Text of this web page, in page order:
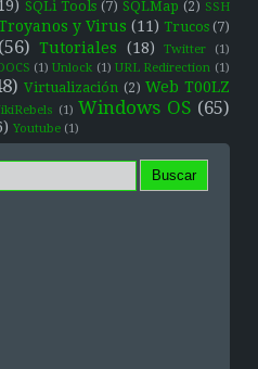
SQLi Tools (7) SQLMap (2) SSH
y Virus (11) Trucos (7)
(56) Tutoriales (18) Twitter (1)
(1) Unlock (1) URL Redirection (1)
Virtualización (2) Web T00LZ
(1) Windows OS (65)
Youtube (1)